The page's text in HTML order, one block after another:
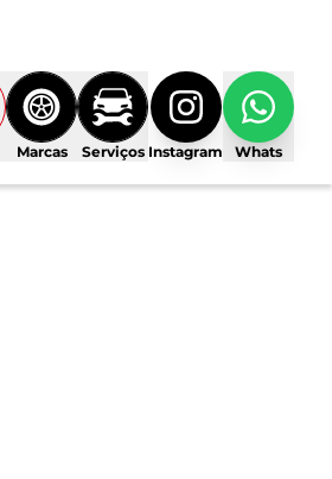
Marcas Serviços Instagram Whats